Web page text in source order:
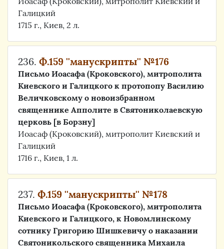
Галицкий
1715 г., Киев, 2 л.
236. Ф.159 ''манускрипты'' №176
Письмо Иоасафа (Кроковского), митрополита
Киевского и Галицкого к протопопу Василию
Величковскому о новоизбранном
священнике Апполите в Святониколаевскую
церковь [в Борзну]
Иоасаф (Кроковский), митрополит Киевский и
Галицкий
1716 г., Киев, 1 л.
237. Ф.159 ''манускрипты'' №178
Письмо Иоасафа (Кроковского), митрополита
Киевского и Галицкого, к Новомлинскому
сотнику Григорию Шишкевичу о наказании
Святоникольского священника Михаила